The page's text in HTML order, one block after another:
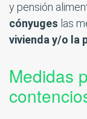
y pensión
cónyuges las
vivienda y/o la
Medidas